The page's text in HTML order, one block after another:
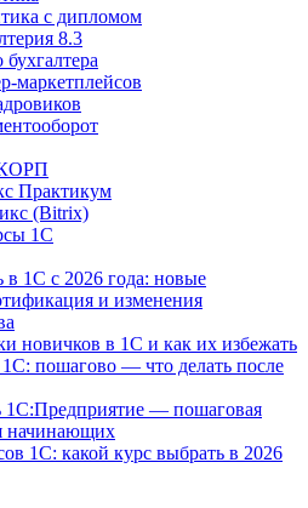
с дипломом
8.3
маркетплейсов
Практикум
(Bitrix)
1С
в 1С с 2026 года: новые
и изменения
новичков в 1С и как их избежать
пошагово — что делать после
1С:Предприятие — пошаговая
начинающих
1С: какой курс выбрать в 2026